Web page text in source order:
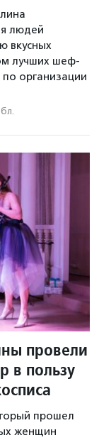
людей
вкусных
лучших шеф-
организации
провели
в пользу
прошел
женщин